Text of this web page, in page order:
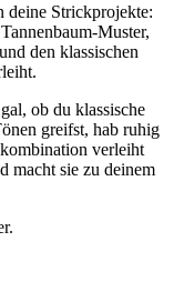
deine Strickprojekte:
Muster,
den klassischen
ob du klassische
greifst, hab ruhig
verleiht
macht sie zu deinem